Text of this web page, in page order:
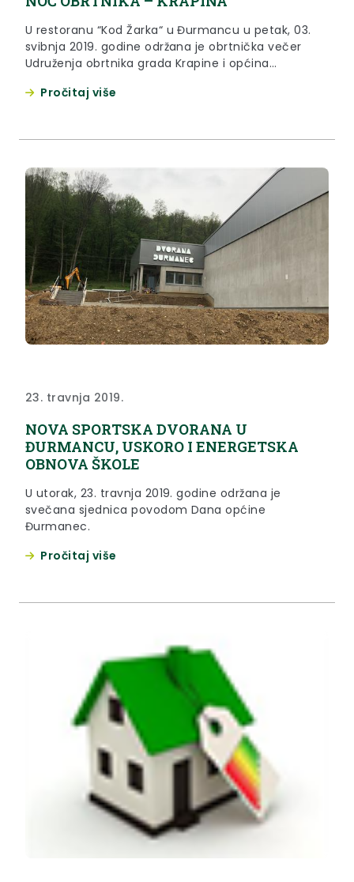
U restoranu “Kod Žarka“ u Đurmancu u petak, 03.
svibnja 2019. godine održana je obrtnička večer
Udruženja obrtnika grada Krapine i općina
Pročitaj više
23. travnja 2019.
NOVA SPORTSKA DVORANA U
ĐURMANCU, USKORO I ENERGETSKA
OBNOVA ŠKOLE
U utorak, 23. travnja 2019. godine održana je
svečana sjednica povodom Dana općine
Đurmanec.
Pročitaj više